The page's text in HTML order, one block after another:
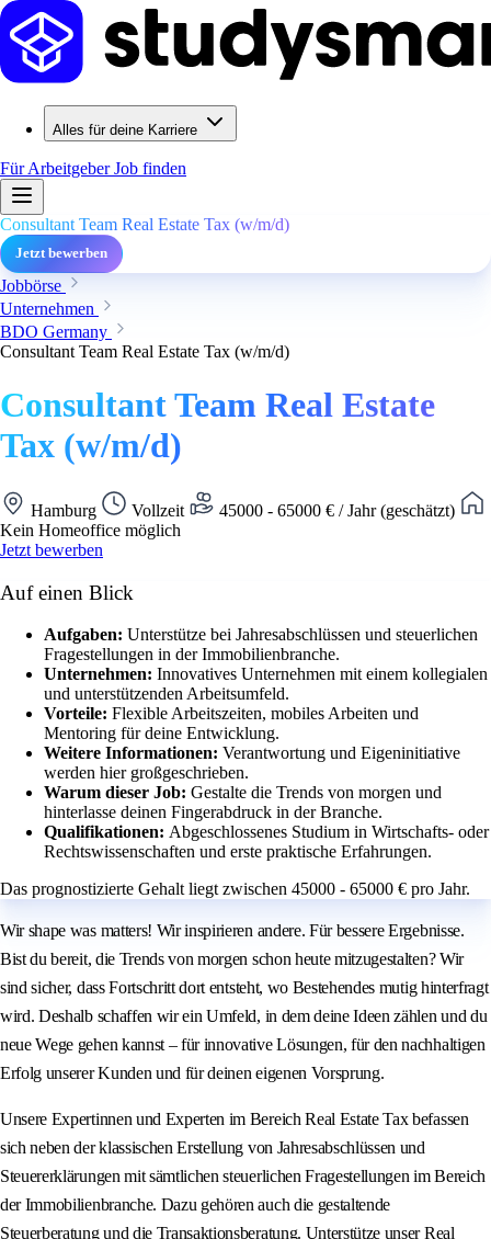
Alles für deine Karriere
Für ArbeitgeberJob finden
Consultant Team Real Estate Tax (w/m/d)
Jetzt bewerben
Jobbörse
Unternehmen
BDO Germany
Consultant Team Real Estate Tax (w/m/d)
Consultant Team Real Estate
Tax (w/m/d)
Hamburg Vollzeit
45000 - 65000 € / Jahr (geschätzt)
Kein Homeoffice möglich
Jetzt bewerben
Auf einen Blick
Aufgaben: Unterstütze bei Jahresabschlüssen und steuerlichen
Fragestellungen in der Immobilienbranche.
Unternehmen: Innovatives Unternehmen mit einem kollegialen
und unterstützenden Arbeitsumfeld.
Vorteile: Flexible Arbeitszeiten, mobiles Arbeiten und
Mentoring für deine Entwicklung.
Weitere Informationen: Verantwortung und Eigeninitiative
werden hier großgeschrieben.
Warum dieser Job: Gestalte die Trends von morgen und
hinterlasse deinen Fingerabdruck in der Branche.
Qualifikationen: Abgeschlossenes Studium in Wirtschafts- oder
Rechtswissenschaften und erste praktische Erfahrungen.
Das prognostizierte Gehalt liegt zwischen 45000 - 65000 € pro Jahr.
Wir shape was matters! Wir inspirieren andere. Für bessere Ergebnisse.
Bist du bereit, die Trends von morgen schon heute mitzugestalten? Wir
sind sicher, dass Fortschritt dort entsteht, wo Bestehendes mutig hinterfragt
wird. Deshalb schaffen wir ein Umfeld, in dem deine Ideen zählen und du
neue Wege gehen kannst – für innovative Lösungen, für den nachhaltigen
Erfolg unserer Kunden und für deinen eigenen Vorsprung.
Unsere Expertinnen und Experten im Bereich Real Estate Tax befassen
sich neben der klassischen Erstellung von Jahresabschlüssen und
Steuererklärungen mit sämtlichen steuerlichen Fragestellungen im Bereich
der Immobilienbranche. Dazu gehören auch die gestaltende
Steuerberatung und die Transaktionsberatung. Unterstütze unser Real